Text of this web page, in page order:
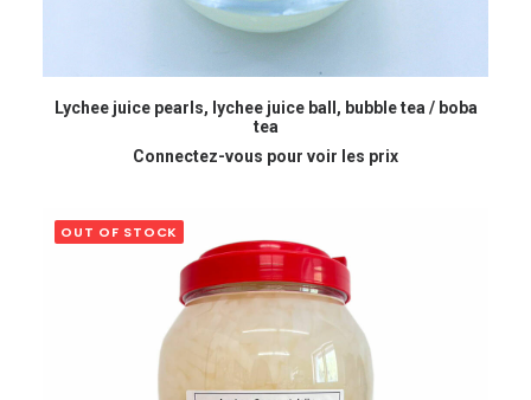
READ MORE
Lychee juice pearls, lychee juice ball, bubble tea / boba
tea
Connectez-vous pour voir les prix
OUT OF STOCK